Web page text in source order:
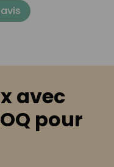
avec
pour